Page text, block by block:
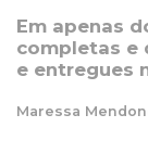
Em apenas
completas e
e entregues
Maressa